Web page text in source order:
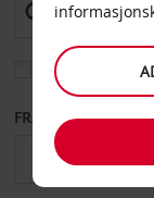
Velg et annet
FRA DATO